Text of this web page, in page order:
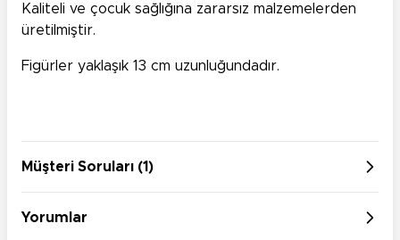
Kaliteli ve çocuk sağlığına zararsız malzemelerden
üretilmiştir.
Figürler yaklaşık 13 cm uzunluğundadır.
Müşteri Soruları (1)
Yorumlar